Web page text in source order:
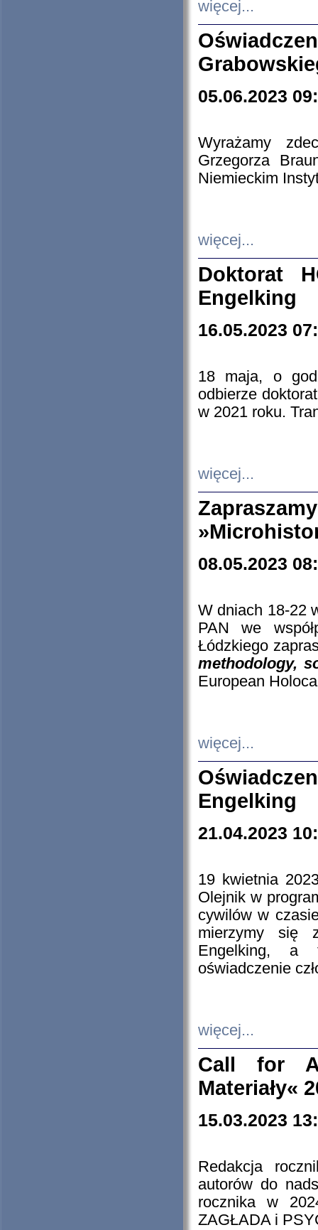
więcej...
05.06.2023
Wyrażamy
Grzegorza
Niemieckim
więcej...
Doktorat
Engelking
16.05.2023
18 maja, o
odbierze
w 2021 roku.
więcej...
08.05.2023
W dniach 18-22
PAN we
Łódzkiego
methodology,
European
więcej...
Engelking
21.04.2023
19 kwietnia
Olejnik w
cywilów w
mierzymy się
Engelking, a
oświadczenie
więcej...
Call for
Materiały«
15.03.2023
Redakcja
autorów do
rocznika w
ZAGŁADA i